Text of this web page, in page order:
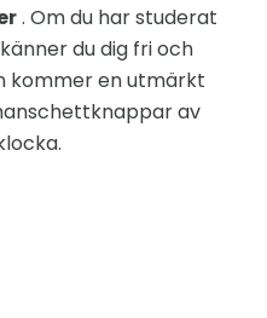
. Om du har studerat
du dig fri och
kommer en utmärkt
av